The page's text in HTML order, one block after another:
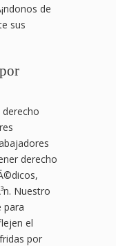
de
sus
derecho
derecho
Nuestro
para
el
por